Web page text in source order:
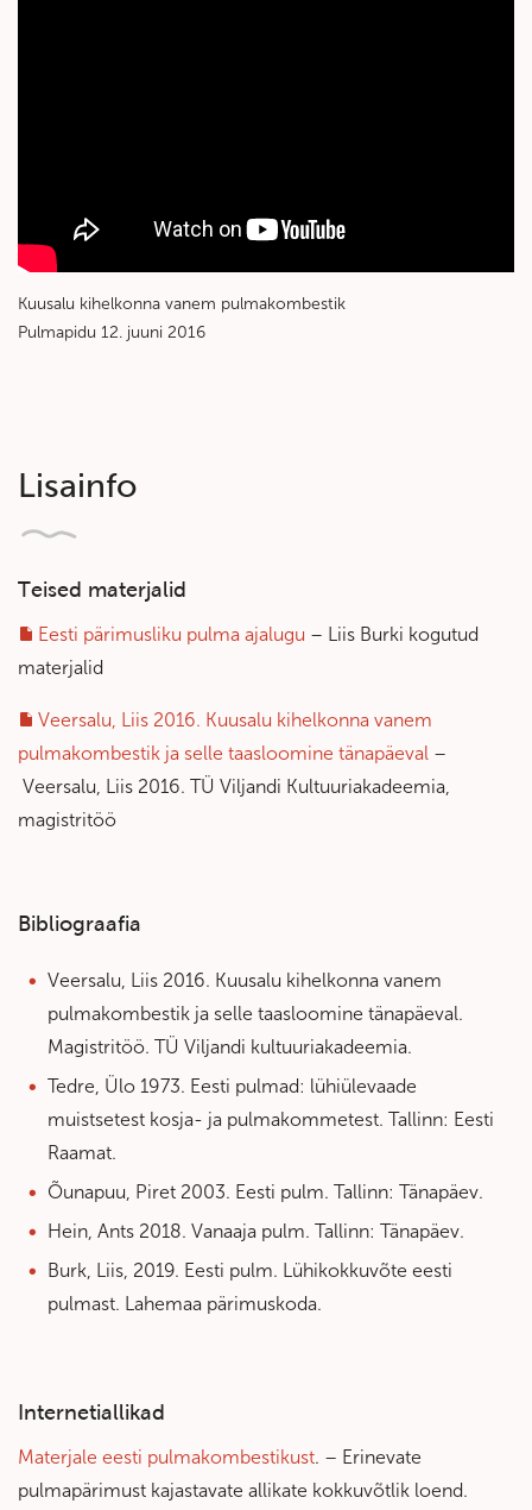
Kuusalu kihelkonna vanem pulmakombestik
Pulmapidu 12. juuni 2016
Lisainfo
Teised materjalid
Eesti pärimusliku pulma ajalugu – Liis Burki kogutud
materjalid
Veersalu, Liis 2016. Kuusalu kihelkonna vanem
pulmakombestik ja selle taasloomine tänapäeval –
Veersalu, Liis 2016. TÜ Viljandi Kultuuriakadeemia,
magistritöö
Bibliograafia
Veersalu, Liis 2016. Kuusalu kihelkonna vanem
pulmakombestik ja selle taasloomine tänapäeval.
Magistritöö. TÜ Viljandi kultuuriakadeemia.
Tedre, Ülo 1973. Eesti pulmad: lühiülevaade
muistsetest kosja- ja pulmakommetest. Tallinn: Eesti
Raamat.
Õunapuu, Piret 2003. Eesti pulm. Tallinn: Tänapäev.
Hein, Ants 2018. Vanaaja pulm. Tallinn: Tänapäev.
Burk, Liis, 2019. Eesti pulm. Lühikokkuvõte eesti
pulmast. Lahemaa pärimuskoda.
Internetiallikad
Materjale eesti pulmakombestikust. – Erinevate
pulmapärimust kajastavate allikate kokkuvõtlik loend.